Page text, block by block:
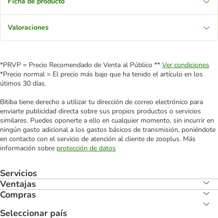
Valoraciones
*PRVP = Precio Recomendado de Venta al Público ** Ver condiciones
*Precio normal = El precio más bajo que ha tenido el artículo en los
útimos 30 días.
Bitiba tiene derecho a utilizar tu dirección de correo electrónico para
enviarte publicidad directa sobre sus propios productos o servicios
similares. Puedes oponerte a ello en cualquier momento, sin incurrir en
ningún gasto adicional a los gastos básicos de transmisión, poniéndote
en contacto con el servicio de atención al cliente de zooplus. Más
información sobre protección de datos
Servicios
Ventajas
Compras
Seleccionar país